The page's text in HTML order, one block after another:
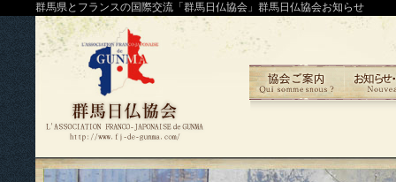
群馬県とフランスの国際交流「群馬日仏協会」群馬日仏協会お知らせ